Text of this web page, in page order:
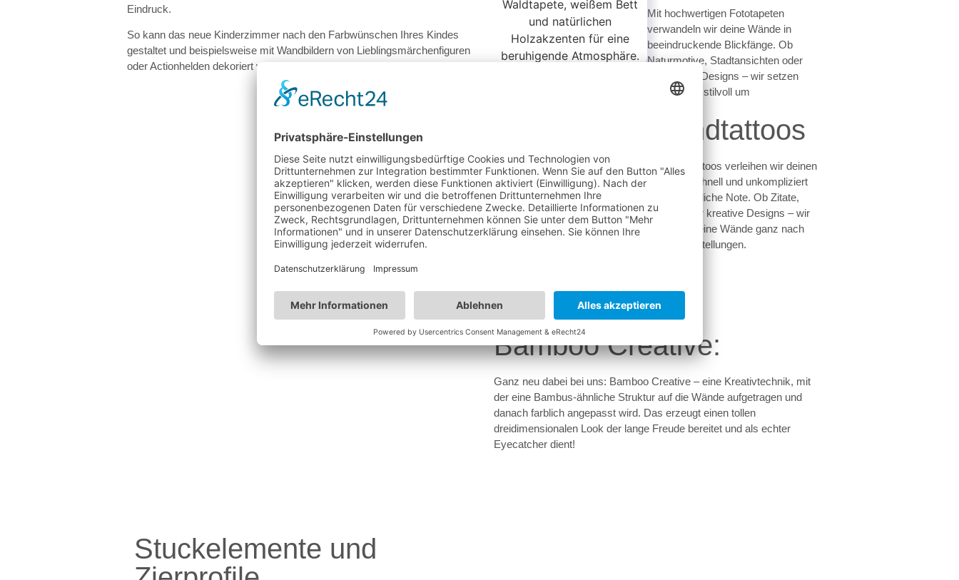
Eindruck.
So kann das neue Kinderzimmer nach den Farbwünschen Ihres Kindes
gestaltet und beispielsweise mit Wandbildern von Lieblingsmärchenfiguren
oder Actionhelden dekoriert werden.
Mit hochwertigen Fototapeten
verwandeln wir deine Wände in
beeindruckende Blickfänge. Ob
Naturmotive, Stadtansichten oder
individuelle Designs – wir setzen
deine Ideen stilvoll um
Wandtattoos
Mit Wandtattoos verleihen wir deinen
Räumen schnell und unkompliziert
eine persönliche Note. Ob Zitate,
Muster oder kreative Designs – wir
gestalten deine Wände ganz nach
deinen Vorstellungen.
Bamboo Creative:
Ganz neu dabei bei uns: Bamboo Creative – eine Kreativtechnik, mit
der eine Bambus-ähnliche Struktur auf die Wände aufgetragen und
danach farblich angepasst wird. Das erzeugt einen tollen
dreidimensionalen Look der lange Freude bereitet und als echter
Eyecatcher dient!
Stuckelemente und